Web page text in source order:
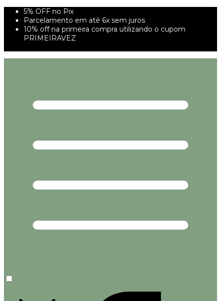
5% OFF no Pix
Parcelamento em até 6x sem juros
10% off na primeira compra utilizando o cupom
PRIMEIRAVEZ